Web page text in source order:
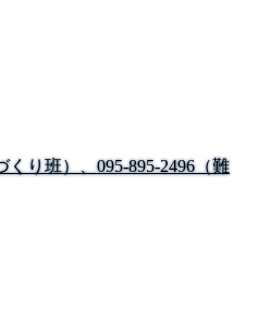
くり班）、095-895-2496（難